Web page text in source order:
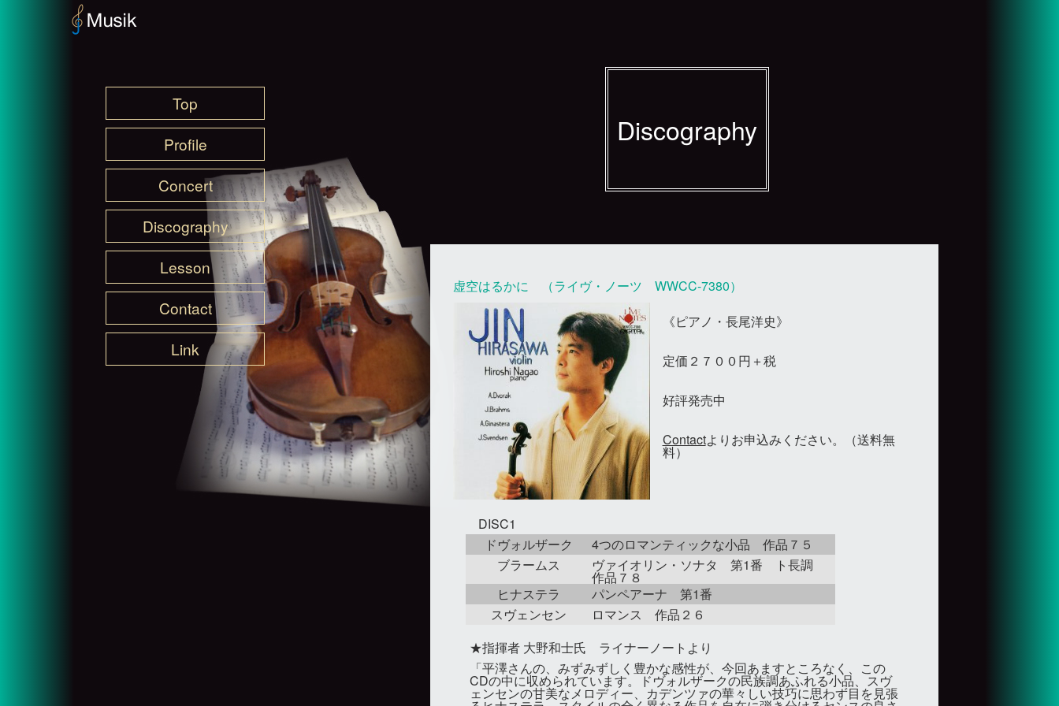
Discography
Top
Profile
Concert
Discography
Lesson
Contact
Link
虚空はるかに （ライヴ・ノーツ WWCC-7380）
《ピアノ・長尾洋史》
定価２７００円＋税
好評発売中
Contactよりお申込みください。（送料無
料）
DISC1
ドヴォルザーク
4つのロマンティックな小品 作品７５
ブラームス
ヴァイオリン・ソナタ 第1番 ト長調
作品７８
ヒナステラ
パンペアーナ 第1番
スヴェンセン
ロマンス 作品２６
★指揮者 大野和士氏 ライナーノートより
「平澤さんの、みずみずしく豊かな感性が、今回あますところなく、この
CDの中に収められています。ドヴォルザークの民族調あふれる小品、スヴ
ェンセンの甘美なメロディー、カデンツァの華々しい技巧に思わず目を見張